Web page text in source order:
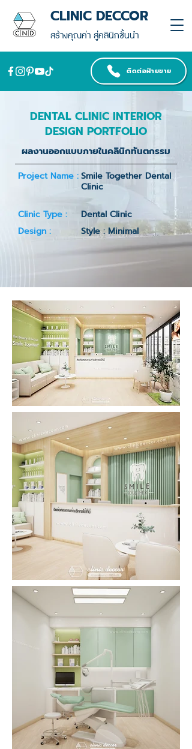
สร้างคุณค่า สู่คลินิกชั้นนำ
CLINIC DECCOR
ติดต่อฝ่ายขาย
DENTAL CLINIC INTERIOR
DESIGN PORTFOLIO
ผลงานออกแบบภายในคลินิกทันตกรรม
Project Name :Smile Together Dental
Clinic
Clinic Type :
Dental Clinic
Design :
Style : Minimal